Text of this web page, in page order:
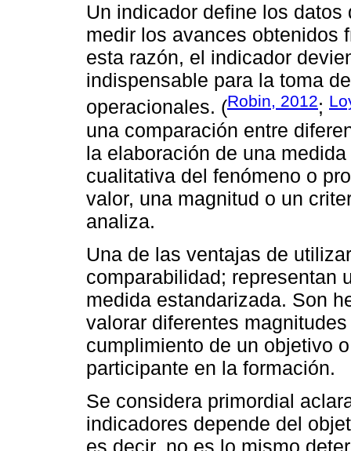
Un indicador define los
medir los avances obtenidos
esta razón, el indicador
indispensable para la toma
operacionales. (Robin, 2012;
una comparación entre
la elaboración de una
cualitativa del fenómeno o
valor, una magnitud o un
analiza.
Una de las ventajas de
comparabilidad; representan
medida estandarizada. Son
valorar diferentes
cumplimiento de un objetivo
participante en la formación.
Se considera primordial
indicadores depende del
es decir, no es lo mismo